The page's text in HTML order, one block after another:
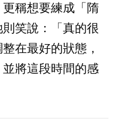
稱想要練成「隋
笑說：「真的很
在最好的狀態，
將這段時間的感